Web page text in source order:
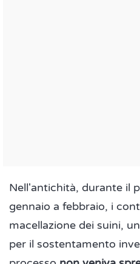
Nell'antichità, durante il
gennaio a febbraio, i
macellazione dei suini,
per il sostentamento